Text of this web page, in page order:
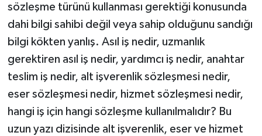
sözleşme türünü kullanması gerektiği konusunda
dahi bilgi sahibi değil veya sahip olduğunu sandığı
bilgi kökten yanlış. Asıl iş nedir, uzmanlık
gerektiren asıl iş nedir, yardımcı iş nedir, anahtar
teslim iş nedir, alt işverenlik sözleşmesi nedir,
eser sözleşmesi nedir, hizmet sözleşmesi nedir,
hangi iş için hangi sözleşme kullanılmalıdır? Bu
uzun yazı dizisinde alt işverenlik, eser ve hizmet